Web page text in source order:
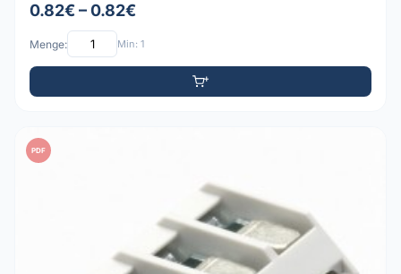
0.82€ – 0.82€
Menge: Min: 1
PDF